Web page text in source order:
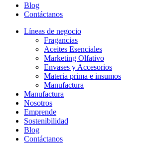
Blog
Contáctanos
Líneas de negocio
Fragancias
Aceites Esenciales
Marketing Olfativo
Envases y Accesorios
Materia prima e insumos
Manufactura
Manufactura
Nosotros
Emprende
Sostenibilidad
Blog
Contáctanos